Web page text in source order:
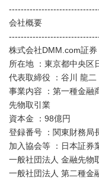
会社概要
株式会社DMM.com証券
所在地 ：東京都中央区
代表取締役 ：谷川 龍二
事業内容 ：第一種金融
先物取引業
資本金 ：98億円
登録番号 ：関東財務局
加入協会等 ：日本証券
一般社団法人 金融先物
一般社団法人 第二種金